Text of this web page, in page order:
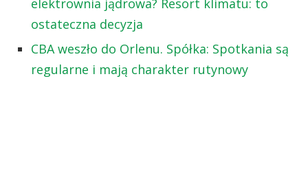
elektrownia jądrowa? Resort klimatu: to
ostateczna decyzja
CBA weszło do Orlenu. Spółka: Spotkania są
regularne i mają charakter rutynowy